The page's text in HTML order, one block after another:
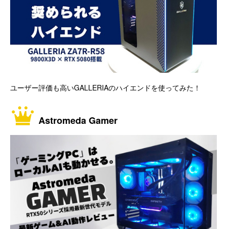
ユーザー評価も高いGALLERIAのハイエンドを使ってみた！
Astromeda Gamer